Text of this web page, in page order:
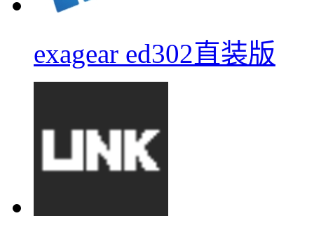
exagear ed302直装版